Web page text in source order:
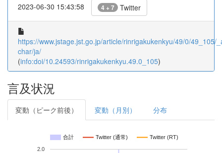
2023-06-30 15:43:58 4 + 7 Twitter
https://www.jstage.jst.go.jp/article/rinrigakukenkyu/49/0/49_105/
char/ja/
(info:doi/10.24593/rinrigakukenkyu.49.0_105)
言及状況
変動（ピーク前後） 変動（月別） 分布
合計 Twitter (通常) Twitter (RT)
2.0